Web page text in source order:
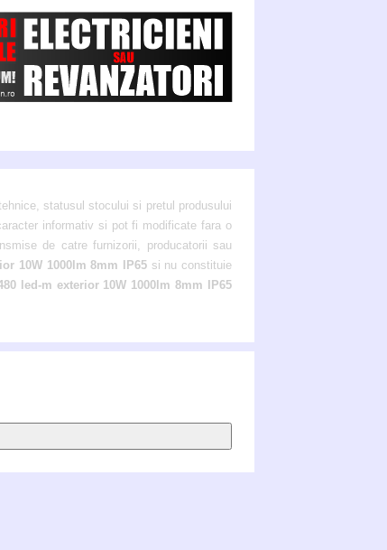
statusul stocului si pretul produsului
informativ si pot fi modificate fara o
de catre furnizorii, producatorii sau
10W 1000lm 8mm IP65 si nu constituie
led-m exterior 10W 1000lm 8mm IP65